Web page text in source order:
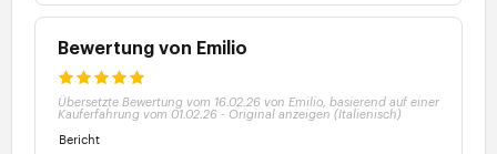
Bewertung von Emilio
Übersetzte Bewertung vom 16.02.26 von Emilio, basierend auf einer
Kauferfahrung vom 01.02.26 - Original anzeigen (Italienisch)
Bericht